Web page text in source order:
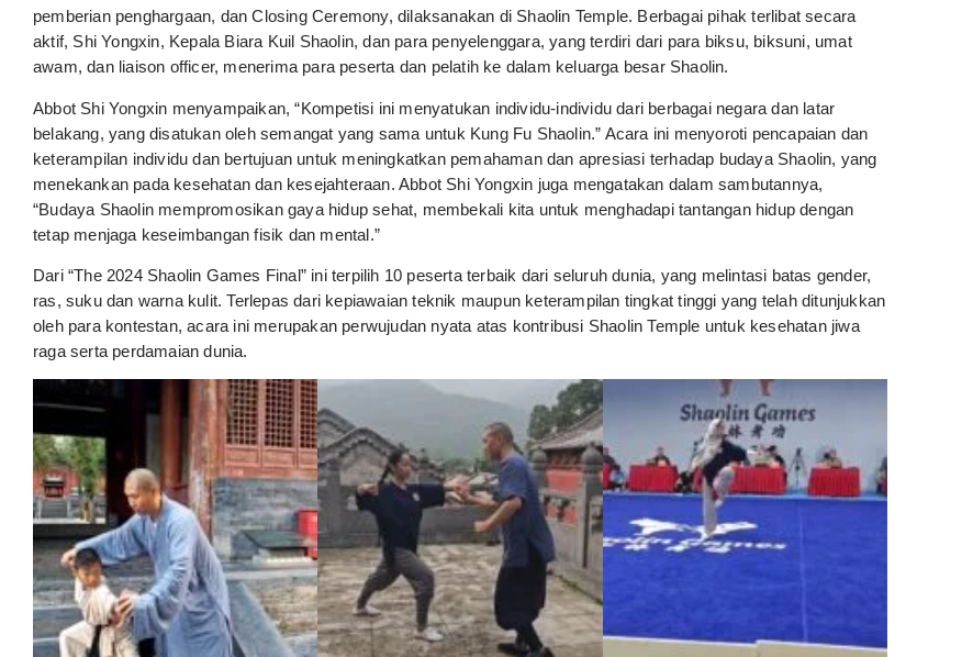
pemberian penghargaan, dan Closing Ceremony, dilaksanakan di Shaolin Temple. Berbagai pihak terlibat secara
aktif, Shi Yongxin, Kepala Biara Kuil Shaolin, dan para penyelenggara, yang terdiri dari para biksu, biksuni, umat
awam, dan liaison officer, menerima para peserta dan pelatih ke dalam keluarga besar Shaolin.
Abbot Shi Yongxin menyampaikan, “Kompetisi ini menyatukan individu-individu dari berbagai negara dan latar
belakang, yang disatukan oleh semangat yang sama untuk Kung Fu Shaolin.” Acara ini menyoroti pencapaian dan
keterampilan individu dan bertujuan untuk meningkatkan pemahaman dan apresiasi terhadap budaya Shaolin, yang
menekankan pada kesehatan dan kesejahteraan. Abbot Shi Yongxin juga mengatakan dalam sambutannya,
“Budaya Shaolin mempromosikan gaya hidup sehat, membekali kita untuk menghadapi tantangan hidup dengan
tetap menjaga keseimbangan fisik dan mental.”
Dari “The 2024 Shaolin Games Final” ini terpilih 10 peserta terbaik dari seluruh dunia, yang melintasi batas gender,
ras, suku dan warna kulit. Terlepas dari kepiawaian teknik maupun keterampilan tingkat tinggi yang telah ditunjukkan
oleh para kontestan, acara ini merupakan perwujudan nyata atas kontribusi Shaolin Temple untuk kesehatan jiwa
raga serta perdamaian dunia.